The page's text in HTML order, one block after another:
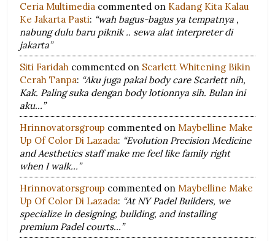
Ceria Multimedia commented on Kadang Kita Kalau
Ke Jakarta Pasti: “wah bagus-bagus ya tempatnya ,
nabung dulu baru piknik .. sewa alat interpreter di
jakarta”
Siti Faridah commented on Scarlett Whitening Bikin
Cerah Tanpa: “Aku juga pakai body care Scarlett nih,
Kak. Paling suka dengan body lotionnya sih. Bulan ini
aku…”
Hrinnovatorsgroup commented on Maybelline Make
Up Of Color Di Lazada: “Evolution Precision Medicine
and Aesthetics staff make me feel like family right
when I walk…”
Hrinnovatorsgroup commented on Maybelline Make
Up Of Color Di Lazada: “At NY Padel Builders, we
specialize in designing, building, and installing
premium Padel courts…”